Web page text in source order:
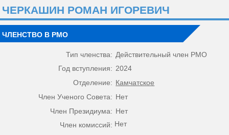
ЧЕРКАШИН РОМАН ИГОРЕВИЧ
ЧЛЕНСТВО В РМО
Тип членства: Действительный член РМО
Год вступления: 2024
Отделение: Камчатское
Член Ученого Совета: Нет
Член Президиума: Нет
Член комиссий: Нет